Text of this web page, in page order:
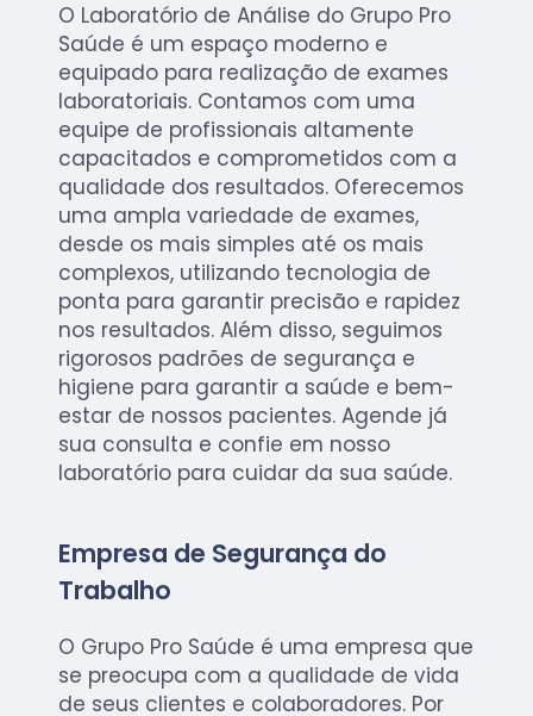
O Laboratório de Análise do Grupo Pro
Saúde é um espaço moderno e
equipado para realização de exames
laboratoriais. Contamos com uma
equipe de profissionais altamente
capacitados e comprometidos com a
qualidade dos resultados. Oferecemos
uma ampla variedade de exames,
desde os mais simples até os mais
complexos, utilizando tecnologia de
ponta para garantir precisão e rapidez
nos resultados. Além disso, seguimos
rigorosos padrões de segurança e
higiene para garantir a saúde e bem-
estar de nossos pacientes. Agende já
sua consulta e confie em nosso
laboratório para cuidar da sua saúde.
Empresa de Segurança do
Trabalho
O Grupo Pro Saúde é uma empresa que
se preocupa com a qualidade de vida
de seus clientes e colaboradores. Por